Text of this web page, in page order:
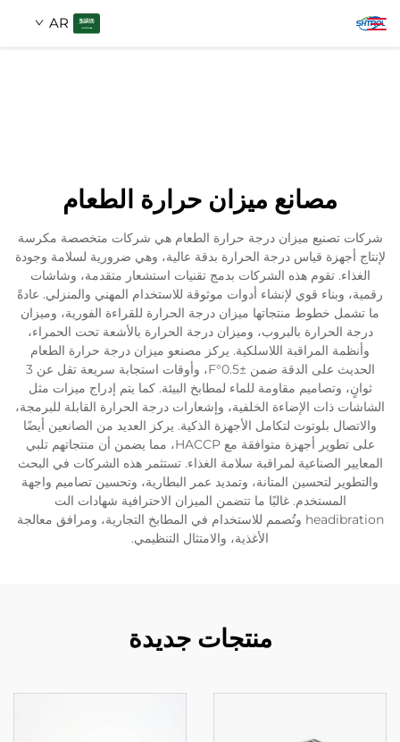
AR
مصانع ميزان حرارة الطعام
شركات تصنيع ميزان درجة حرارة الطعام هي شركات متخصصة مكرسة
لإنتاج أجهزة قياس درجة الحرارة بدقة عالية، وهي ضرورية لسلامة وجودة
الغذاء. تقوم هذه الشركات بدمج تقنيات استشعار متقدمة، وشاشات
رقمية، وبناء قوي لإنشاء أدوات موثوقة للاستخدام المهني والمنزلي. عادةً
ما تشمل خطوط منتجاتها ميزان درجة الحرارة للقراءة الفورية، وميزان
درجة الحرارة بالبروب، وميزان درجة الحرارة بالأشعة تحت الحمراء،
وأنظمة المراقبة اللاسلكية. يركز مصنعو ميزان درجة حرارة الطعام
الحديث على الدقة ضمن ±0.5°F، وأوقات استجابة سريعة تقل عن 3
ثوانٍ، وتصاميم مقاومة للماء لمطابخ البيئة. كما يتم إدراج ميزات مثل
الشاشات ذات الإضاءة الخلفية، وإشعارات درجة الحرارة القابلة للبرمجة،
والاتصال بلوتوث لتكامل الأجهزة الذكية. يركز العديد من الصانعين أيضًا
على تطوير أجهزة متوافقة مع HACCP، مما يضمن أن منتجاتهم تلبي
المعايير الصناعية لمراقبة سلامة الغذاء. تستثمر هذه الشركات في البحث
والتطوير لتحسين المتانة، وتمديد عمر البطارية، وتحسين تصاميم واجهة
المستخدم. غالبًا ما تتضمن الميزان الاحترافية شهادات الت
headibration وتُصمم للاستخدام في المطابخ التجارية، ومرافق معالجة
الأغذية، والامتثال التنظيمي.
منتجات جديدة